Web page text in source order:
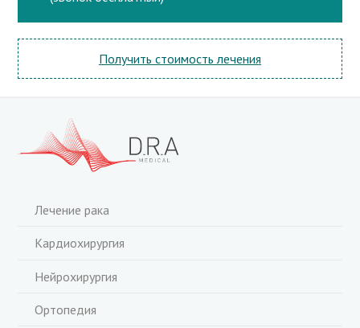
Получить стоимость лечения
Лечение рака
Кардиохирургия
Нейрохирургия
Ортопедия